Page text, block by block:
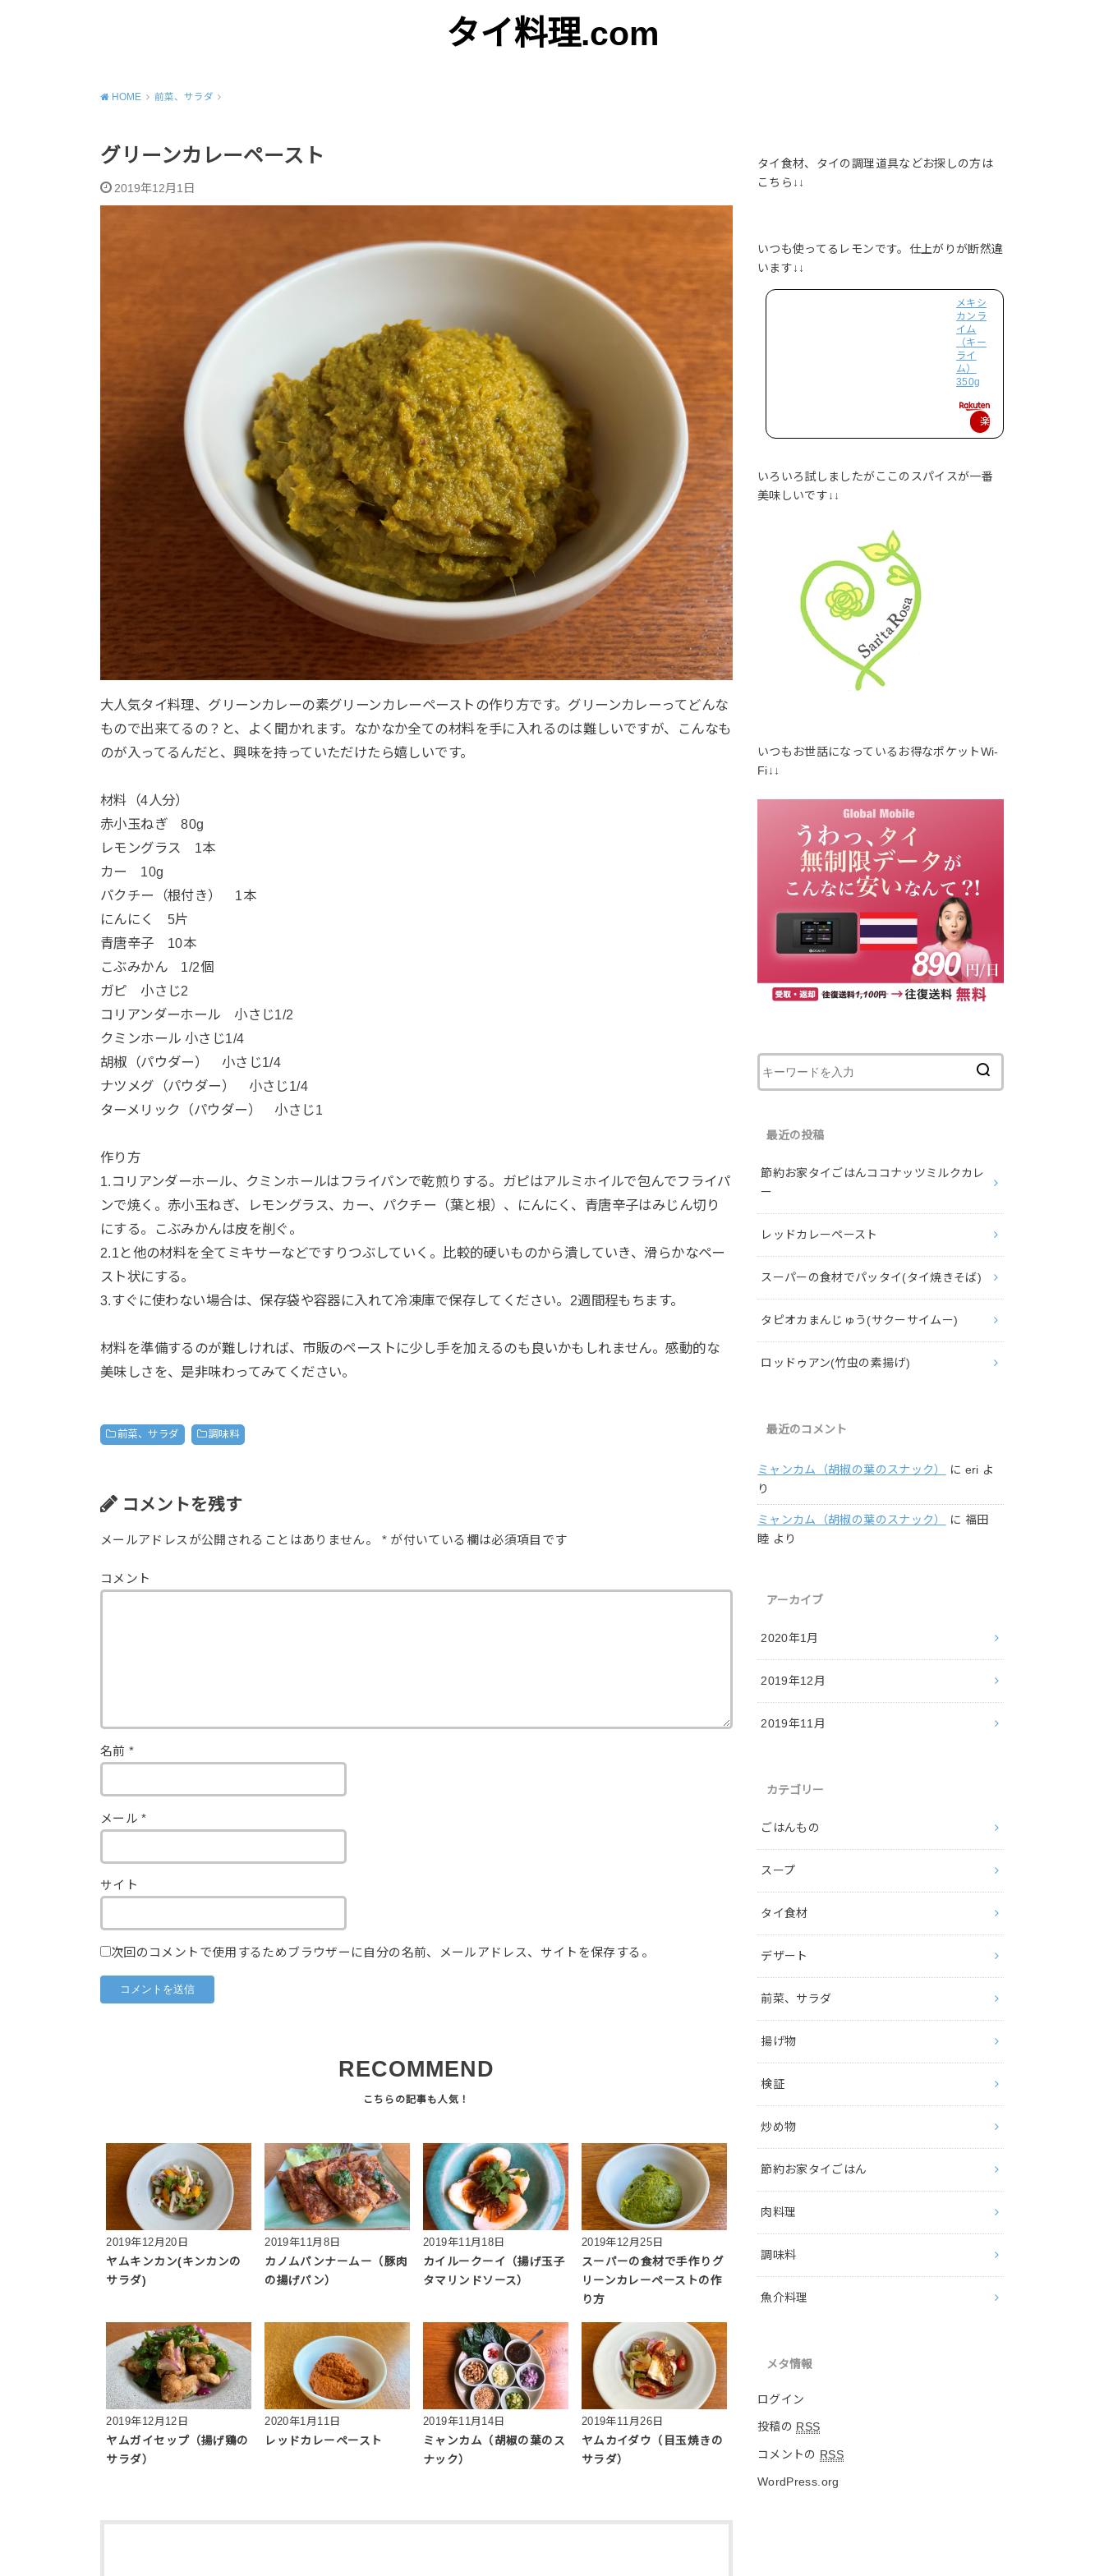
タイ料理.com
HOME 前菜、サラダ
グリーンカレーペースト
2019年12月1日
大人気タイ料理、グリーンカレーの素グリーンカレーペーストの作り方です。グリーンカレーってどんな
もので出来てるの？と、よく聞かれます。なかなか全ての材料を手に入れるのは難しいですが、こんなも
のが入ってるんだと、興味を持っていただけたら嬉しいです。
材料（4人分）
赤小玉ねぎ 80g
レモングラス 1本
カー 10g
パクチー（根付き） 1本
にんにく 5片
青唐辛子 10本
こぶみかん 1/2個
ガピ 小さじ2
コリアンダーホール 小さじ1/2
クミンホール 小さじ1/4
胡椒（パウダー） 小さじ1/4
ナツメグ（パウダー） 小さじ1/4
ターメリック（パウダー） 小さじ1
作り方
1.コリアンダーホール、クミンホールはフライパンで乾煎りする。ガピはアルミホイルで包んでフライパ
ンで焼く。赤小玉ねぎ、レモングラス、カー、パクチー（葉と根）、にんにく、青唐辛子はみじん切り
にする。こぶみかんは皮を削ぐ。
2.1と他の材料を全てミキサーなどですりつぶしていく。比較的硬いものから潰していき、滑らかなペー
スト状にする。
3.すぐに使わない場合は、保存袋や容器に入れて冷凍庫で保存してください。2週間程もちます。
材料を準備するのが難しければ、市販のペーストに少し手を加えるのも良いかもしれません。感動的な
美味しさを、是非味わってみてください。
前菜、サラダ 調味料
コメントを残す
メールアドレスが公開されることはありません。 *が付いている欄は必須項目です
コメント
名前*
メール*
サイト
次回のコメントで使用するためブラウザーに自分の名前、メールアドレス、サイトを保存する。
RECOMMEND
2019年12月20日
ヤムキンカン(キンカンの
サラダ)
2019年11月8日
カノムパンナームー（豚肉
の揚げパン）
2019年11月18日
カイルークーイ（揚げ玉子
タマリンドソース）
2019年12月25日
スーパーの食材で手作りグ
リーンカレーペーストの作
り方
2019年12月12日
ヤムガイセップ（揚げ鶏の
サラダ）
2020年1月11日
レッドカレーペースト
2019年11月14日
ミャンカム（胡椒の葉のス
ナック）
2019年11月26日
ヤムカイダウ（目玉焼きの
サラダ）
タイ食材、タイの調理道具などお探しの方は
こちら↓↓
いつも使ってるレモンです。仕上がりが断然違
います↓↓
メキシ
カンラ
イム
（キー
ライ
ム）
350g
楽
いろいろ試しましたがここのスパイスが一番
美味しいです↓↓
いつもお世話になっているお得なポケットWi-
Fi↓↓
最近の投稿
節約お家タイごはんココナッツミルクカレ
ー
レッドカレーペースト
スーパーの食材でパッタイ(タイ焼きそば)
タピオカまんじゅう(サクーサイムー)
ロッドゥアン(竹虫の素揚げ)
最近のコメント
ミャンカム（胡椒の葉のスナック） に eri よ
り
ミャンカム（胡椒の葉のスナック） に 福田
睦 より
アーカイブ
2020年1月
2019年12月
2019年11月
カテゴリー
ごはんもの
スープ
タイ食材
デザート
前菜、サラダ
揚げ物
検証
炒め物
節約お家タイごはん
肉料理
調味料
魚介料理
メタ情報
ログイン
投稿の RSS
コメントの RSS
WordPress.org